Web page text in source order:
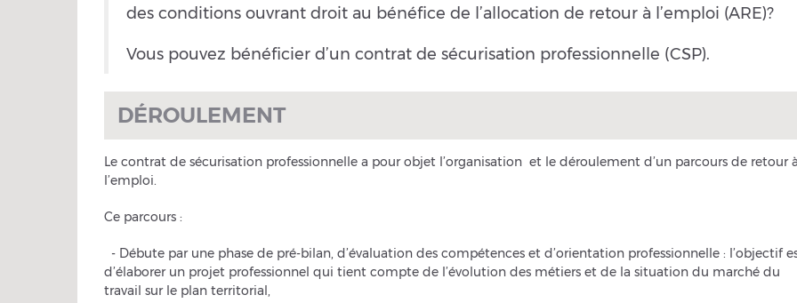
des conditions ouvrant droit au bénéfice de l’allocation de retour à l’emploi (ARE)?
Vous pouvez bénéficier d’un contrat de sécurisation professionnelle (CSP).
DÉROULEMENT
Le contrat de sécurisation professionnelle a pour objet l’organisation et le déroulement d’un parcours de retour
l’emploi.
Ce parcours :
- Débute par une phase de pré-bilan, d’évaluation des compétences et d’orientation professionnelle : l’objectif
d’élaborer un projet professionnel qui tient compte de l’évolution des métiers et de la situation du marché du
travail sur le plan territorial,